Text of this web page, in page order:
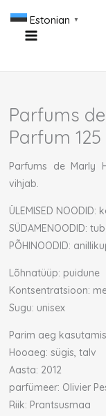
content
Parfums
Parfum
Parfums de Marly
vihjab.
ÜLEMISED NOODID:
SÜDAMENOODID:
PÕHINOODID:
Lõhnatüüp: puidune
Kontsentratsioon:
Sugu: unisex
Parim aeg
Hooaeg: sügis, talv
Aasta: 2012
parfümeer: Olivier
Riik: Prantsusmaa
Estonian ▼